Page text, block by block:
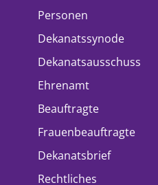
Personen
Dekanatssynode
Dekanatsausschuss
Ehrenamt
Beauftragte
Frauenbeauftragte
Dekanatsbrief
Rechtliches